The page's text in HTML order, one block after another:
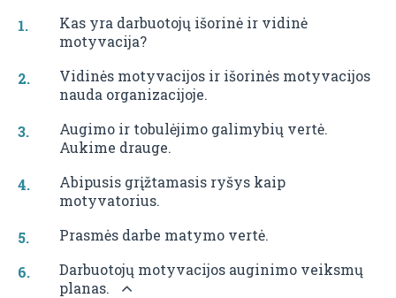
Kas yra darbuotojų išorinė ir vidinė
motyvacija?
Vidinės motyvacijos ir išorinės motyvacijos
nauda organizacijoje.
Augimo ir tobulėjimo galimybių vertė.
Aukime drauge.
Abipusis grįžtamasis ryšys kaip
motyvatorius.
Prasmės darbe matymo vertė.
Darbuotojų motyvacijos auginimo veiksmų
planas.